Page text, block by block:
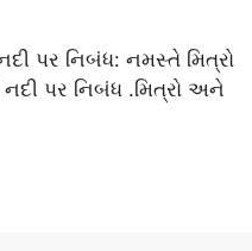
પર નિબંધ: નમસ્તે મિત્રો
પર નિબંધ .મિત્રો અને